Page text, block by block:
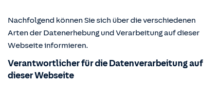
Nachfolgend können Sie sich über die verschiedenen
Arten der Datenerhebung und Verarbeitung auf dieser
Webseite informieren.
Verantwortlicher für die Datenverarbeitung auf
dieser Webseite